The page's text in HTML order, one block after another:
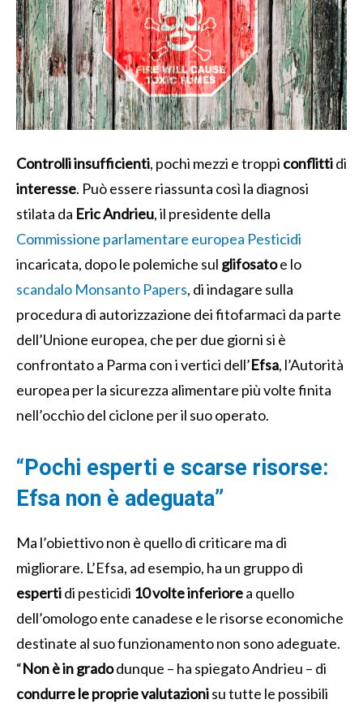
Controlliinsufficienti, pochi mezzi e troppi conflittidi
interesse. Può essere riassunta così la diagnosi
stilata da Eric Andrieu, il presidente della
Commissione parlamentare europea Pesticidi
incaricata, dopo le polemiche sul glifosatoe lo
scandalo Monsanto Papers, di indagare sulla
procedura di autorizzazione dei fitofarmaci da parte
dell’Unione europea, che per due giorni si è
confrontato a Parma con i vertici dell’Efsa, l’Autorità
europea per la sicurezza alimentare più volte finita
nell’occhio del ciclone per il suo operato.
“Pochi esperti e scarse risorse:
Efsa non è adeguata”
Ma l’obiettivo non è quello di criticare ma di
migliorare. L’Efsa, ad esempio, ha un gruppo di
espertidi pesticidi 10 volte inferiorea quello
dell’omologo ente canadese e le risorse economiche
destinate al suo funzionamento non sono adeguate.
“Non è in gradodunque – ha spiegato Andrieu – di
condurre le proprie valutazionisu tutte le possibili